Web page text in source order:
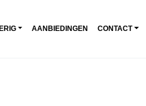
AANBIEDINGEN CONTACT